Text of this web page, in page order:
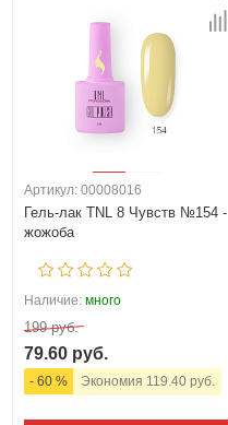
Артикул: 00008016
Гель-лак TNL 8 Чувств №154 -
жожоба
Наличие: много
199 руб.
79.60 руб.
- 60 % Экономия 119.40 руб.